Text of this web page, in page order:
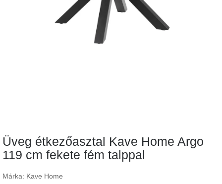
gyűjtemény
Home
gyűjtemény
Üveg étkezőasztal Kave Home Argo
119 cm fekete fém talppal
Márka: Kave Home